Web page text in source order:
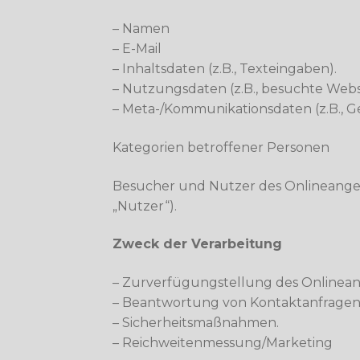
– Namen
– E-Mail
– Inhaltsdaten (z.B., Texteingaben).
– Nutzungsdaten (z.B., besuchte
– Meta-/Kommunikationsdaten (z.B.,
Kategorien betroffener Personen
Besucher und Nutzer des
„Nutzer“).
Zweck der Verarbeitung
– Zurverfügungstellung des
– Beantwortung von
– Sicherheitsmaßnahmen.
– Reichweitenmessung/Marketing